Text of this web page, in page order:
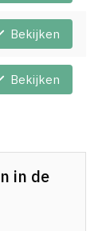
Bekijken
Bekijken
in de